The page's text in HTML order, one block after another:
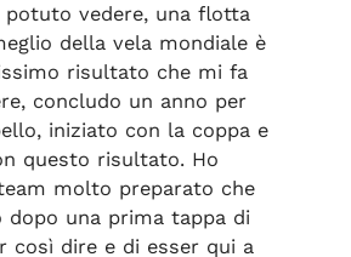
potuto vedere, una flotta
della vela mondiale è
risultato che mi fa
concludo un anno per
iniziato con la coppa e
questo risultato. Ho
molto preparato che
una prima tappa di
così dire e di esser qui a